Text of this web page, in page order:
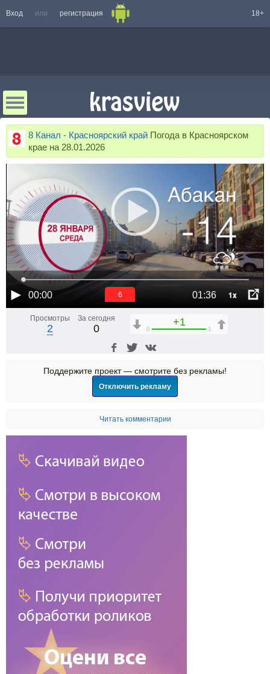
Вход или регистрация 18+
8 Канал - Красноярский край Погода в Красноярском
крае на 28.01.2026
00:00 01:36 1x
6
Просмотры
2
За сегодня
0
+1
0 1
Поддержите проект — смотрите без рекламы!
Отключить рекламу
Читать комментарии